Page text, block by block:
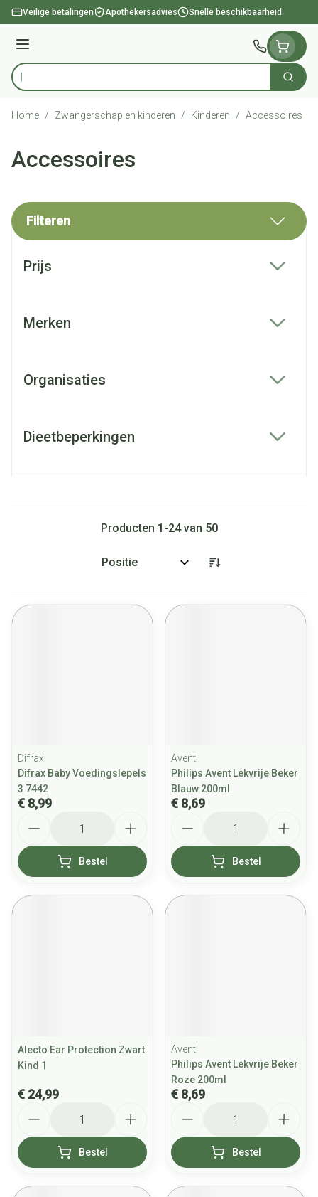
Ga naar de inhoud
Veilige betalingen Apothekersadvies Snelle beschikbaarheid
Menu
Product, merk, categorie... Zoek
Home / Zwangerschap en kinderen / Kinderen / Accessoires
Accessoires
Filteren
Prijs
Merken
Organisaties
Dieetbeperkingen
Producten 1 -24van 50
Sorteer op:
Difrax
Difrax Baby Voedingslepels
3 7442
€ 8,99
Bestel
Avent
Philips Avent Lekvrije Beker
Blauw 200ml
€ 8,69
Bestel
Alecto Ear Protection Zwart
Kind 1
€ 24,99
Bestel
Avent
Philips Avent Lekvrije Beker
Roze 200ml
€ 8,69
Bestel